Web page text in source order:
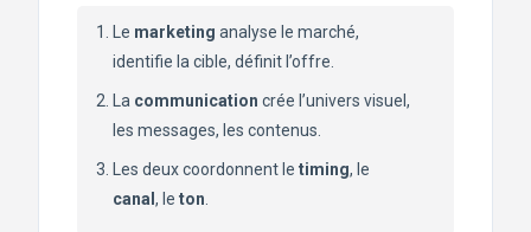
Le marketing analyse le marché,
identifie la cible, définit l’offre.
La communication crée l’univers visuel,
les messages, les contenus.
Les deux coordonnent le timing, le
canal , le ton